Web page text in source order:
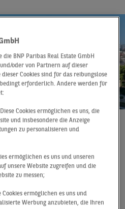
von 882 Mio. € und
der A-Standorte. Das
wie auch das
BNP Paribas Real Estate GmbH
oder von Partnern auf dieser
Cookies sind für das reibungslose
erforderlich. Andere werden für
Cookies ermöglichen es uns, die
und insbesondere die Anzeige
zu personalisieren und
ermöglichen es uns und unseren
unsere Website zugreifen und die
zu messen;
ermöglichen es uns und
Werbung anzubieten, die Ihren